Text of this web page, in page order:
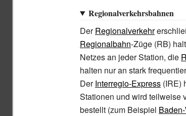
Regionalverkehrsbahnen
DerRegionalverkehr
Regionalbahn-Züge (RB)
Netzes an jeder Station, die
halten nur an stark
DerInterregio-Express (IRE)
Stationen und wird teilweise
bestellt (zum Beispiel